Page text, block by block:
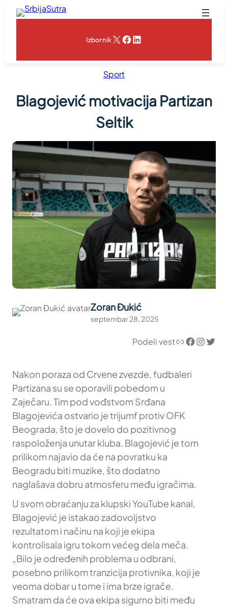
Skoči
IzbornikX Facebook
LinkedIn
Sport
Blagojević motivacija Partizan
Seltik
Zoran Đukić
septembar 28, 2025
Podeli vestLink Facebook InstagramTwitter
Nakon poraza od Crvene zvezde, fudbaleri
Partizana su se oporavili pobedom u
Zaječaru. Tim pod vođstvom Srđana
Blagojevića ostvario je trijumf protiv OFK
Beograda, što je dovelo do pozitivnog
raspoloženja unutar kluba. Blagojević je tom
prilikom najavio da će na povratku ka
Beogradu biti muzike, što dodatno
naglašava dobru atmosferu među igračima.
U svom obraćanju za klupski YouTube kanal,
Blagojević je istakao zadovoljstvo
rezultatom i načinu na koji je ekipa
kontrolisala igru tokom većeg dela meča.
„Bilo je određenih problema u odbrani,
posebno prilikom tranzicija protivnika, koji je
veoma dobar u tome i ima brze igrače.
Smatram da će ova ekipa sigurno biti među